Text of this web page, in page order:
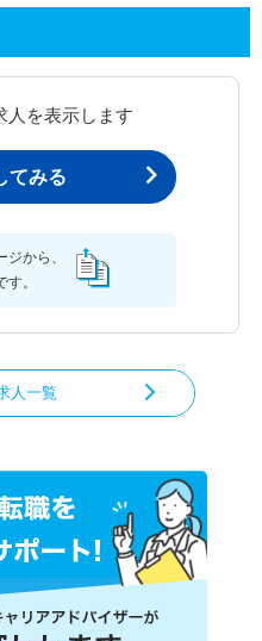
人を表示します
てみる
から、
。
人一覧